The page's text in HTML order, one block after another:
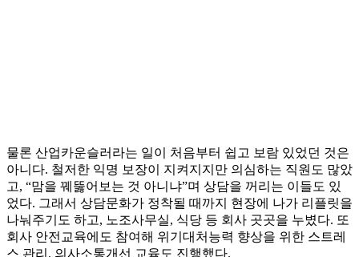
물론 산업카운슬러라는 일이 처음부터 쉽고 보람 있었던 것은
아니다. 철저한 익명 보장이 지켜지지만 의심하는 직원도 많았
고, “맘을 꿰뚫어보는 것 아니냐”며 상담을 꺼리는 이들도 있
었다. 그래서 상담문화가 정착될 때까지 현장에 나가 리플릿을
나눠주기도 하고, 노조사무실, 식당 등 회사 곳곳을 누볐다. 또
회사 안전교육에도 참여해 위기대처능력 향상을 위한 스트레
스 관리, 의사소통개선 교육도 진행했다.